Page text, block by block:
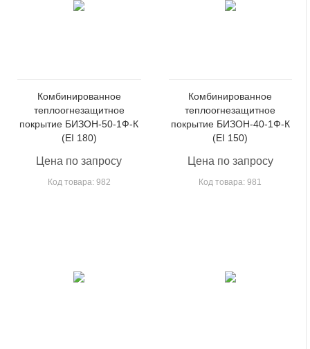
Комбинированное
теплоогнезащитное
покрытие БИЗОН-50-1Ф-К
(EI 180)
Цена по запросу
Код товара: 982
Комбинированное
теплоогнезащитное
покрытие БИЗОН-40-1Ф-К
(EI 150)
Цена по запросу
Код товара: 981